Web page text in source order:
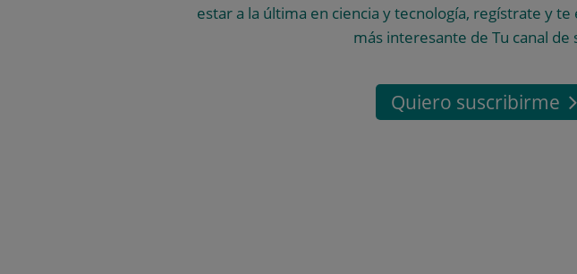
estar a la última en ciencia y tecnología, regístrate y
más interesante de Tu canal de
Quiero suscribirme